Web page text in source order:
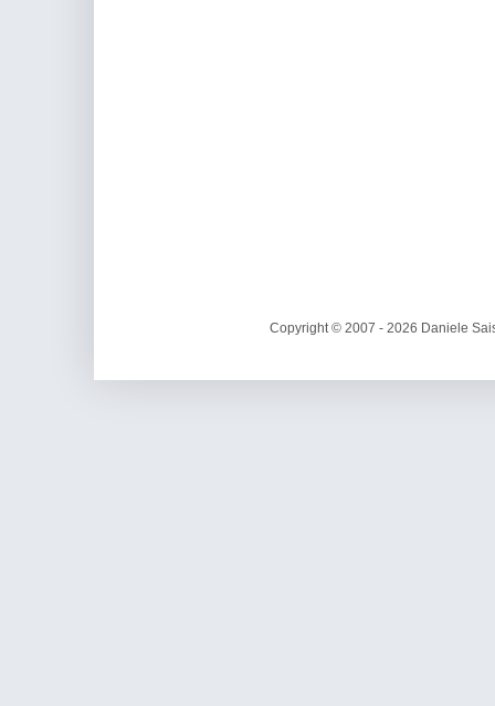
Copyright © 2007 - 2026 Daniele